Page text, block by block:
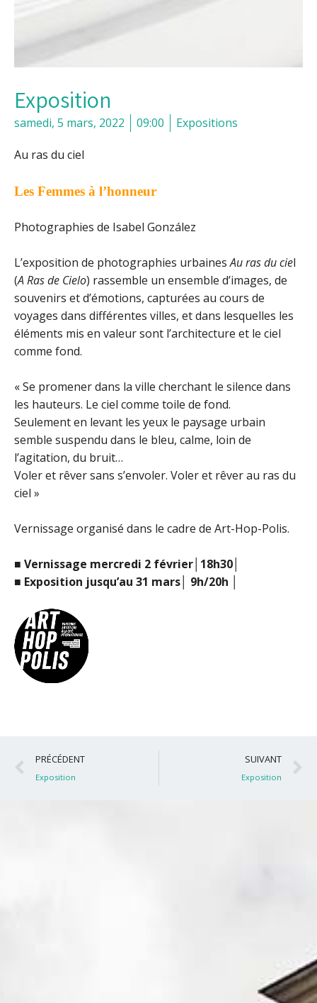
Exposition
samedi, 5 mars, 2022 09:00 Expositions
Au ras du ciel
Les Femmes à l’honneur
Photographies de Isabel González
L’exposition de photographies urbainesAu ras du ciel
(A Ras de Cielo) rassemble un ensemble d’images, de
souvenirs et d’émotions, capturées au cours de
voyages dans différentes villes, et dans lesquelles les
éléments mis en valeur sont l’architecture et le ciel
comme fond.
« Se promener dans la ville cherchant le silence dans
les hauteurs. Le ciel comme toile de fond.
Seulement en levant les yeux le paysage urbain
semble suspendu dans le bleu, calme, loin de
l’agitation, du bruit…
Voler et rêver sans s’envoler. Voler et rêver au ras du
ciel »
Vernissage organisé dans le cadre de Art-Hop-Polis.
■ Vernissage mercredi 2 février│18h30│
■ Exposition jusqu’au 31 mars│ 9h/20h │
Précédent
PRÉCÉDENT
Exposition
SUIVANT
Exposition